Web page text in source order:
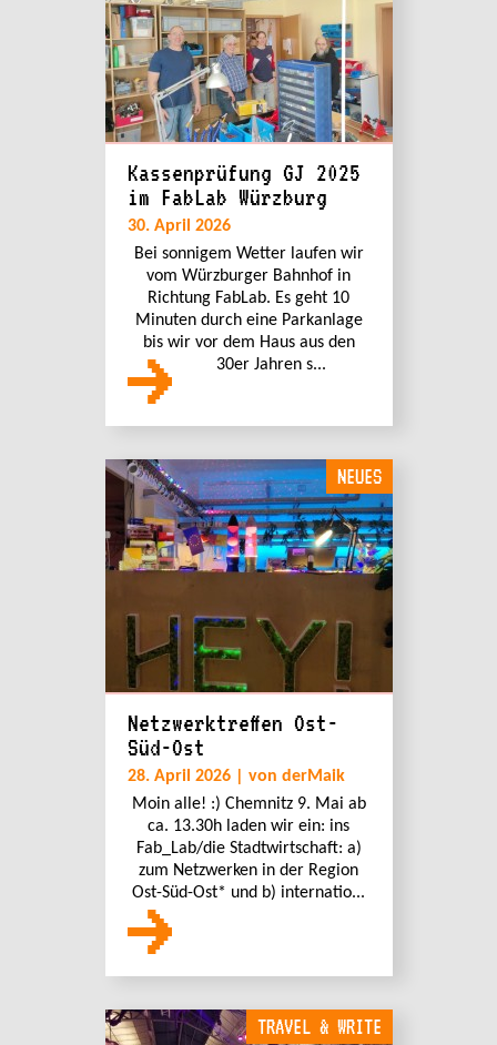
Kassenprüfung GJ 2025
im FabLab Würzburg
30. April 2026
Bei sonnigem Wetter laufen wir
vom Würzburger Bahnhof in
Richtung FabLab. Es geht 10
Minuten durch eine Parkanlage
bis wir vor dem Haus aus den
30er Jahren s...
NEUES
Netzwerktreffen Ost-
Süd-Ost
28. April 2026 | von derMaik
Moin alle! :) Chemnitz 9. Mai ab
ca. 13.30h laden wir ein: ins
Fab_Lab/die Stadtwirtschaft: a)
zum Netzwerken in der Region
Ost-Süd-Ost* und b) internatio...
TRAVEL & WRITE